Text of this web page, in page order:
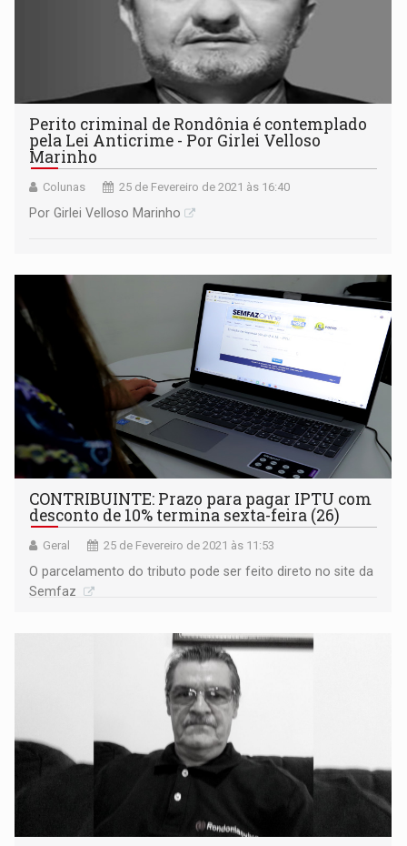
Perito criminal de Rondônia é contemplado
pela Lei Anticrime - Por Girlei Velloso
Marinho
Colunas 25 de Fevereiro de 2021 às 16:40
Por Girlei Velloso Marinho
CONTRIBUINTE: Prazo para pagar IPTU com
desconto de 10% termina sexta-feira (26)
Geral 25 de Fevereiro de 2021 às 11:53
O parcelamento do tributo pode ser feito direto no site da
Semfaz